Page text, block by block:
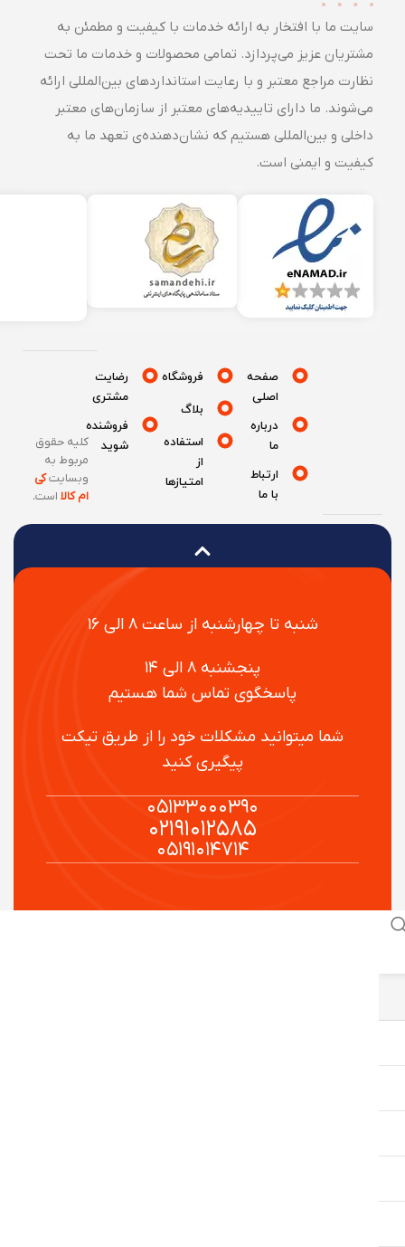
سایت ما با افتخار به ارائه خدمات با کیفیت و مطمئن به
مشتریان عزیز می‌پردازد. تمامی محصولات و خدمات ما تحت
نظارت مراجع معتبر و با رعایت استانداردهای بین‌المللی ارائه
می‌شوند. ما دارای تاییدیه‌های معتبر از سازمان‌های معتبر
داخلی و بین‌المللی هستیم که نشان‌دهنده‌ی تعهد ما به
کیفیت و ایمنی است.
شنبه تا چهارشنبه از ساعت ۸ الی ۱۶
پنجشنبه ۸ الی ۱۴
پاسخگوی تماس شما هستیم
شما میتوانید مشکلات خود را از طریق تیکت
پیگیری کنید
۰۵۱۳۳۰۰۰۳۹۰
۰۲۱۹۱۰۱۲۵۸۵
۰۵۱۹۱۰۱۴۷۱۴
صفحه
درباره
ارتباط
فروشگاه
بلاگ
استفاده
امتیازها
رضایت
مشتری
فروشنده
شوید
کلیه حقوق
مربوط به
وبسایتکی
ام کالااست.